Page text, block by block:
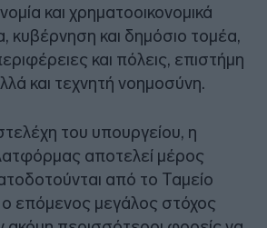
και χρηματοοικονομικά
κυβέρνηση και δημόσιο τομέα,
και πόλεις, επιστήμη
και τεχνητή νοημοσύνη.
του υπουργείου, η
αποτελεί μέρος
από το Ταμείο
επόμενος μεγάλος στόχος